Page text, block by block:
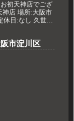
初天神店でござ
神店 場所:大阪市
休日:なし 久世の
市淀川区